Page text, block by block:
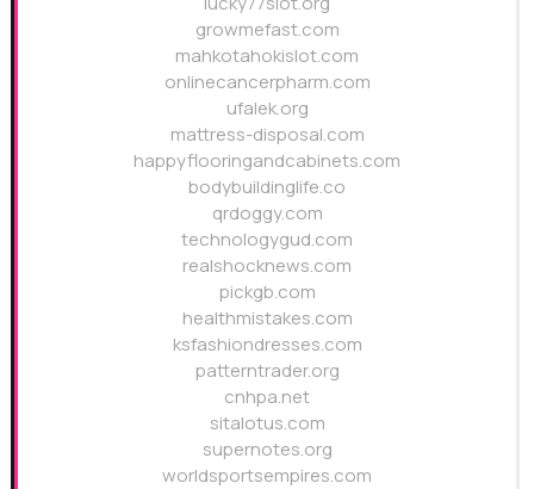
growmefast.com
mahkotahokislot.com
onlinecancerpharm.com
ufalek.org
mattress-disposal.com
happyflooringandcabinets.com
bodybuildinglife.co
qrdoggy.com
technologygud.com
realshocknews.com
pickgb.com
healthmistakes.com
ksfashiondresses.com
patterntrader.org
cnhpa.net
sitalotus.com
supernotes.org
worldsportsempires.com